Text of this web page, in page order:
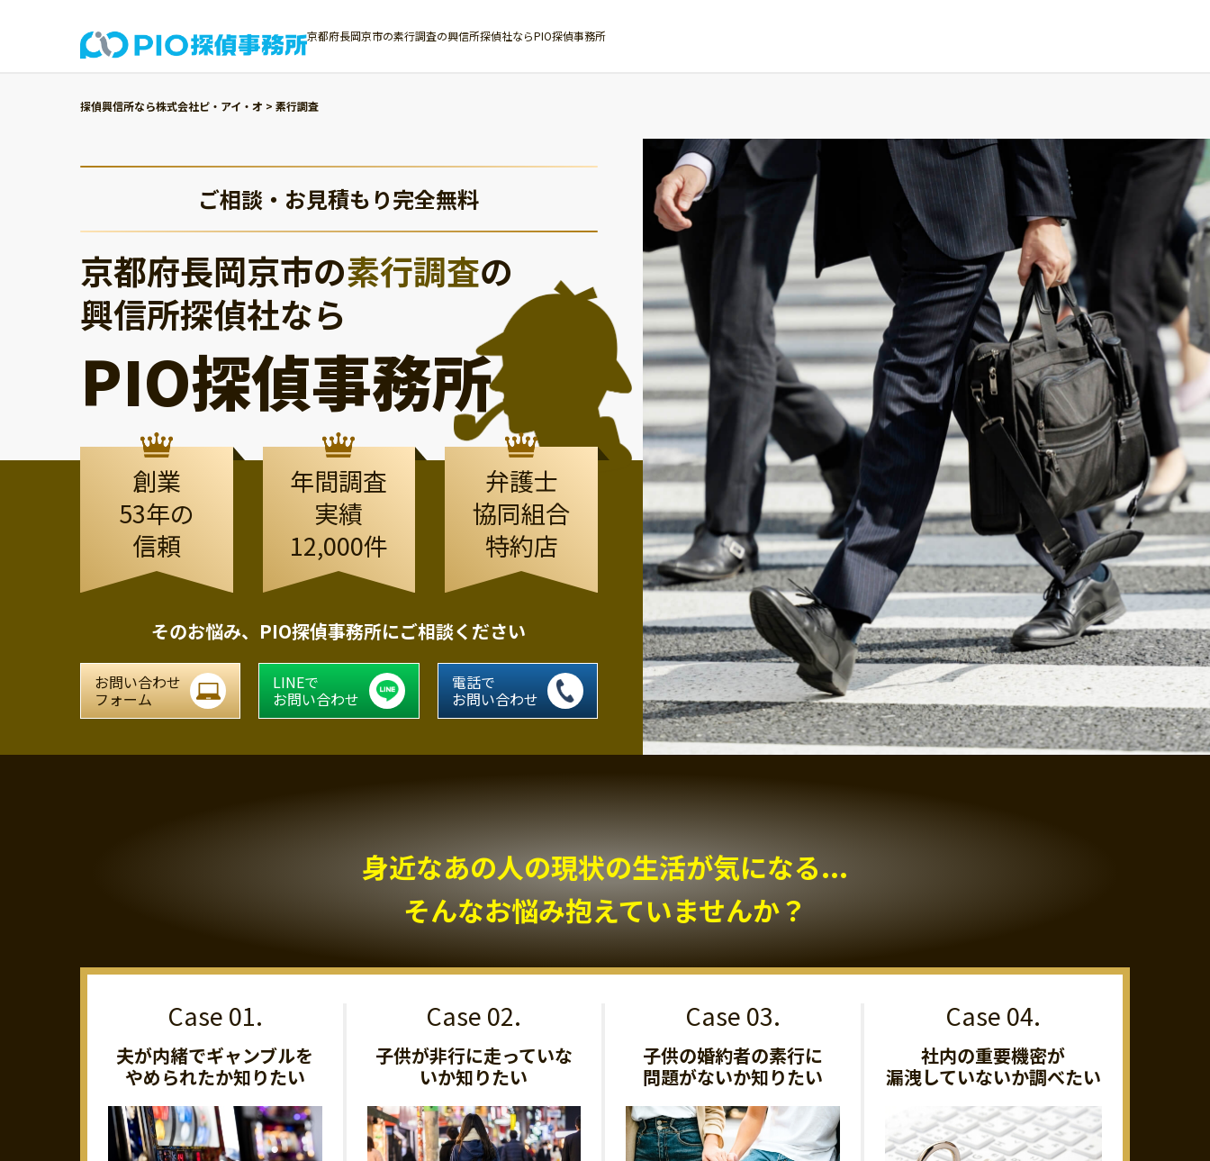
京都府長岡京市の素行調査の興信所探偵社ならPIO探偵事務所
探偵興信所なら株式会社ピ・アイ・オ > 素行調査
ご相談・お見積もり完全無料
京都府長岡京市の素行調査の
興信所探偵社なら
PIO探偵事務所
創業
53年の
信頼
年間調査
実績
12,000件
弁護士
協同組合
特約店
そのお悩み、 PIO探偵事務所にご相談ください
お問い合わせ
フォーム
LINEで
お問い合わせ
電話で
お問い合わせ
身近なあの人の現状の生活が気になる...
そんなお悩み抱えていませんか？
夫が内緒でギャンブルを
やめられたか知りたい
子供が非行に走っていな
いか知りたい
子供の婚約者の素行に
問題がないか知りたい
社内の重要機密が
漏洩していないか調べたい